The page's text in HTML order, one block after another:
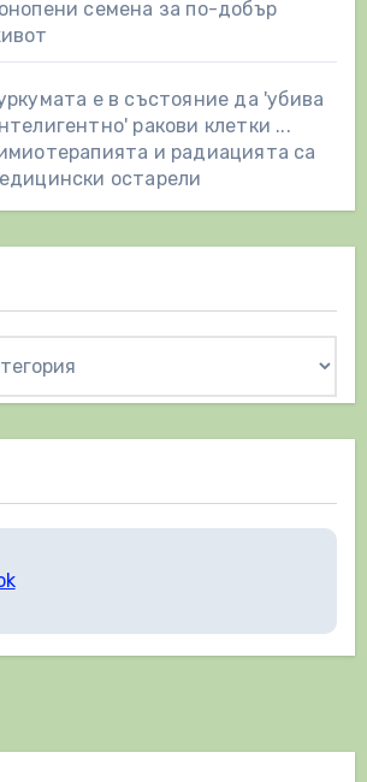
семена за по-добър
е в състояние да 'убива
ракови клетки ...
и радиацията са
остарели